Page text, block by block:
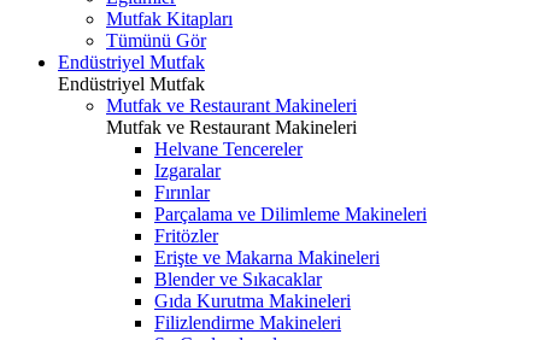
Mutfak Kitapları
Tümünü Gör
Endüstriyel Mutfak
Endüstriyel Mutfak
Mutfak ve Restaurant Makineleri
Mutfak ve Restaurant Makineleri
Helvane Tencereler
Izgaralar
Fırınlar
Parçalama ve Dilimleme Makineleri
Fritözler
Erişte ve Makarna Makineleri
Blender ve Sıkacaklar
Gıda Kurutma Makineleri
Filizlendirme Makineleri